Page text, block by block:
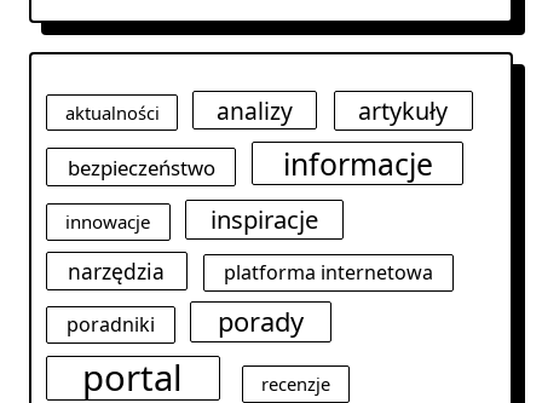
aktualności analizy artykuły
bezpieczeństwo informacje
innowacje inspiracje
narzędzia
platforma internetowa
poradniki
porady
portal recenzje